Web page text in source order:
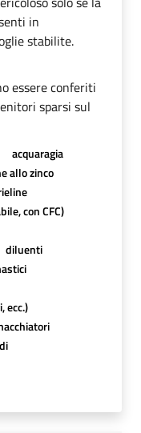
in
stabilite.
essere conferiti
sparsi sul
acquaragia
allo zinco
con CFC)
diluenti
ecc.)